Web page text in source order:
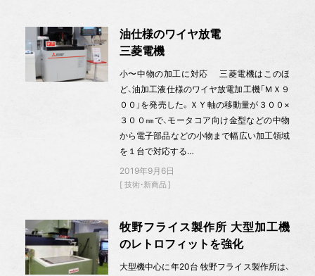
油仕様のワイヤ放電
三菱電機
小〜中物の加工に対応 三菱電機はこのほ
ど、油加工液仕様のワイヤ放電加工機「ＭＸ９
００」を発売した。ＸＹ軸の移動量が３００×
３００㎜で、モータコア向け金型などの中物
から電子部品などの小物まで幅広い加工領域
を１台で対応する…
2019年9月6日
技術・新商品
牧野フライス製作所 大型加工機
のレトロフィットを強化
大型機中心に年20台 牧野フライス製作所は、